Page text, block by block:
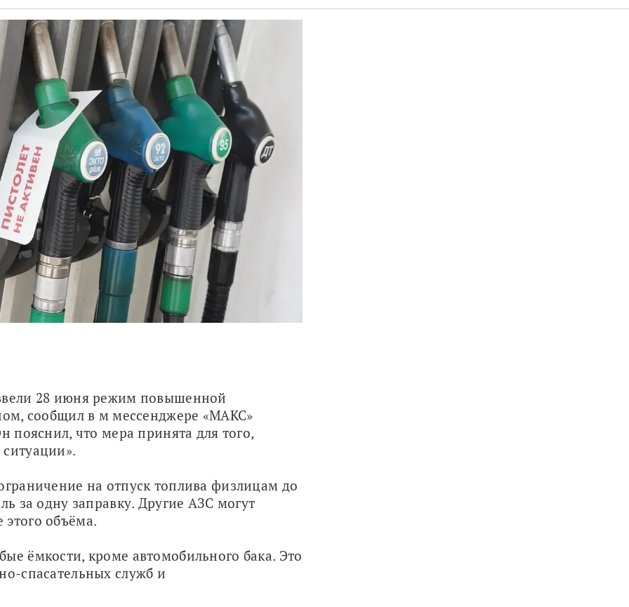
28 июня режим повышенной
сообщил в м мессенджере «МАКС»
пояснил, что мера принята для того,
на отпуск топлива физлицам до
за одну заправку. Другие АЗС могут
объёма.
ёмкости, кроме автомобильного бака. Это
спасательных служб и